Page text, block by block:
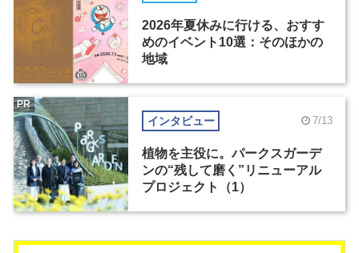
2026年夏休みに行ける、おすす
めのイベント10選：そのほかの
地域
インタビュー 7/13
植物を主役に。パークスガーデ
ンの“残して磨く”リニューアル
プロジェクト（1）
PR